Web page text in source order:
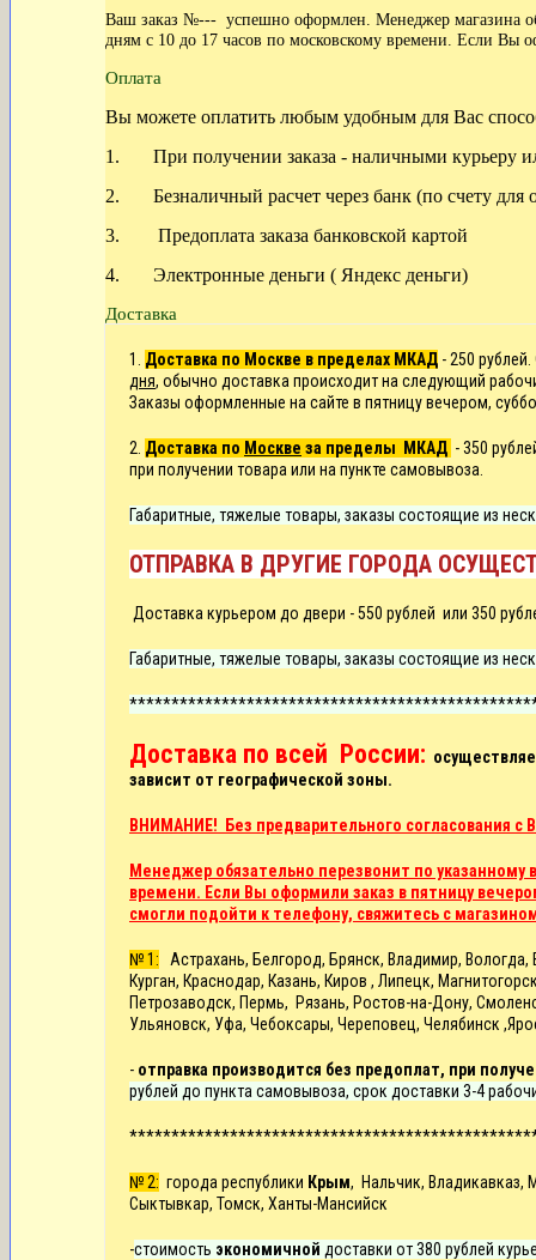
Ваш заказ №--- успешно оформлен. Менеджер магазина
дням с 10 до 17 часов по московскому времени. Если Вы
Оплата
Вы можете оплатить любым удобным для Вас
1. При получении заказа - наличными курьеру
2. Безналичный расчет через банк (по счету для
3. Предоплата заказа банковской картой
4. Электронные деньги ( Яндекс деньги)
Доставка
1. Доставка по Москве в пределах МКАД - 250
дня, обычно доставка происходит на следующий
Заказы оформленные на сайте в пятницу вечером,
2. Доставка по Москве за пределы МКАД - 350
при получении товара или на пункте самовывоза.
Габаритные, тяжелые товары, заказы состоящие из
ОТПРАВКА В ДРУГИЕ ГОРОДА
Доставка курьером до двери -550 рублей или 350
Габаритные, тяжелые товары, заказы состоящие из
Доставка по всей России:
зависит от географической зоны.
ВНИМАНИЕ! Без предварительного согласования с
Менеджер обязательно перезвонит по указанному
времени. Если Вы оформили заказ в пятницу
смогли подойти к телефону, свяжитесь с
№ 1: Астрахань, Белгород, Брянск, Владимир,
Курган, Краснодар, Казань, Киров , Липецк,
Петрозаводск, Пермь, Рязань, Ростов-на-Дону,
Ульяновск, Уфа, Чебоксары, Череповец, Челябинск
- отправка производится без предоплат, при
рублей до пункта самовывоза, срок доставки 3-4
№ 2: города республики Крым, Нальчик, Владикавказ,
Сыктывкар, Томск, Ханты-Мансийск
-стоимость экономичной доставки от 380 рублей